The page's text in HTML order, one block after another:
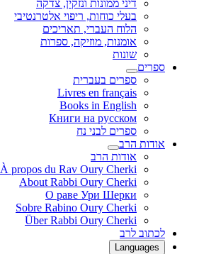
דיני ממונות ונזקין, צדקה
בעלי כוחות, ריפוי אלטרנטיבי
הלוח העברי, תאריכים
אומנות, מוזיקה, ספרות
שונות
ספרים
ספרים בעברית
Livres en français
Books in English
Книги на русском
ספרים לבני נח
אודות הרב
אודות הרב
À propos du Rav Oury Cherki
About Rabbi Oury Cherki
О раве Ури Шерки
Sobre Rabino Oury Cherki
Über Rabbi Oury Cherki
לכתוב לרב
Languages